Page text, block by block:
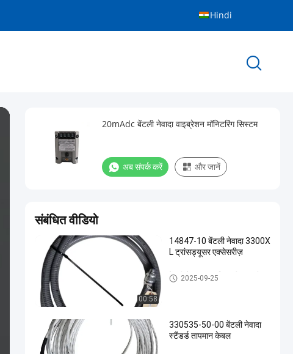
Hindi
20mAdc बेंटली नेवादा वाइब्रेशन मॉनिटरिंग सिस्टम
अब संपर्क करें और जानें
संबंधित वीडियो
00:58
14847-10 बेंटली नेवादा 3300X
L ट्रांसड्यूसर एक्सेसरीज़
बेंटली नेवादा कंपन निगरानी प्रणाली
2025-09-25
330535-50-00 बेंटली नेवादा
स्टैंडर्ड तापमान केबल